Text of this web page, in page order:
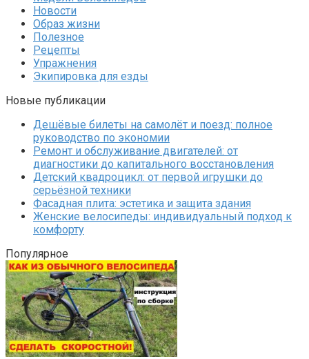
Новости
Образ жизни
Полезное
Рецепты
Упражнения
Экипировка для езды
Новые публикации
Дешёвые билеты на самолёт и поезд: полное
руководство по экономии
Ремонт и обслуживание двигателей: от
диагностики до капитального восстановления
Детский квадроцикл: от первой игрушки до
серьёзной техники
Фасадная плита: эстетика и защита здания
Женские велосипеды: индивидуальный подход к
комфорту
Популярное